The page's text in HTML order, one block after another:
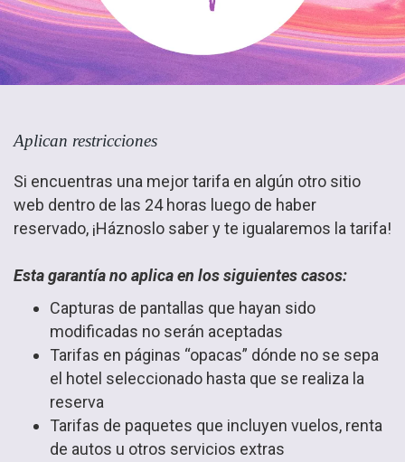
Aplican restricciones
Si encuentras una mejor tarifa en algún otro sitio
web dentro de las 24 horas luego de haber
reservado, ¡Háznoslo saber y te igualaremos la tarifa!
Esta garantía no aplica en los siguientes casos:
Capturas de pantallas que hayan sido
modificadas no serán aceptadas
Tarifas en páginas “opacas” dónde no se sepa
el hotel seleccionado hasta que se realiza la
reserva
Tarifas de paquetes que incluyen vuelos, renta
de autos u otros servicios extras